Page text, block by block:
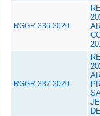
RGGR-336-2020
RGGR-337-2020